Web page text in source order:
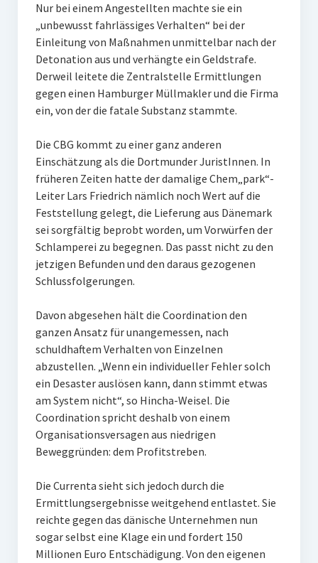
Nur bei einem Angestellten machte sie ein
„unbewusst fahrlässiges Verhalten“ bei der
Einleitung von Maßnahmen unmittelbar nach der
Detonation aus und verhängte ein Geldstrafe.
Derweil leitete die Zentralstelle Ermittlungen
gegen einen Hamburger Müllmakler und die Firma
ein, von der die fatale Substanz stammte.
Die CBG kommt zu einer ganz anderen
Einschätzung als die Dortmunder JuristInnen. In
früheren Zeiten hatte der damalige Chem„park“-
Leiter Lars Friedrich nämlich noch Wert auf die
Feststellung gelegt, die Lieferung aus Dänemark
sei sorgfältig beprobt worden, um Vorwürfen der
Schlamperei zu begegnen. Das passt nicht zu den
jetzigen Befunden und den daraus gezogenen
Schlussfolgerungen.
Davon abgesehen hält die Coordination den
ganzen Ansatz für unangemessen, nach
schuldhaftem Verhalten von Einzelnen
abzustellen. „Wenn ein individueller Fehler solch
ein Desaster auslösen kann, dann stimmt etwas
am System nicht“, so Hincha-Weisel. Die
Coordination spricht deshalb von einem
Organisationsversagen aus niedrigen
Beweggründen: dem Profitstreben.
Die Currenta sieht sich jedoch durch die
Ermittlungsergebnisse weitgehend entlastet. Sie
reichte gegen das dänische Unternehmen nun
sogar selbst eine Klage ein und fordert 150
Millionen Euro Entschädigung. Von den eigenen